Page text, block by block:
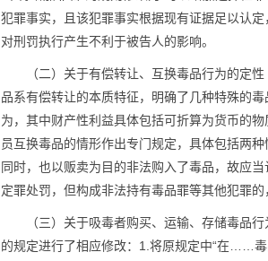
犯罪事实，且该犯罪事实根据现有证据足以认
对刑罚执行产生不利于被告人的影响。
（二）关于有偿转让、互换毒品行为的定
品系有偿转让的本质特征，明确了几种特殊的
为，其中财产性利益具体包括可折算为货币的
员互换毒品的情形作出专门规定，具体包括两
同时，也以贩卖为目的非法购入了毒品，故应
定罪处罚，但构成非法持有毒品罪等其他犯罪的
（三）关于吸毒者购买、运输、存储毒品
的规定进行了相应修改：1.将原规定中“在……